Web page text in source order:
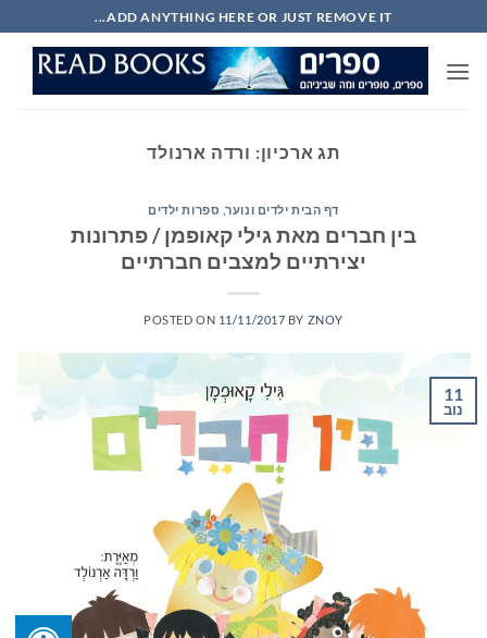
to
content
ADD ANYTHING HERE OR JUST REMOVE IT...
תג ארכיון: ורדה ארנולד
דף הבית ילדים ונוער, ספרות ילדים
בין חברים מאת גילי קאופמן / פתרונות
יצירתיים למצבים חברתיים
POSTED ON 11/11/2017 BY ZNOY
11
נוב